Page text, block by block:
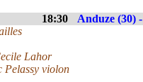
18:30 Anduze (30) -
Lahor
Pelassy violon